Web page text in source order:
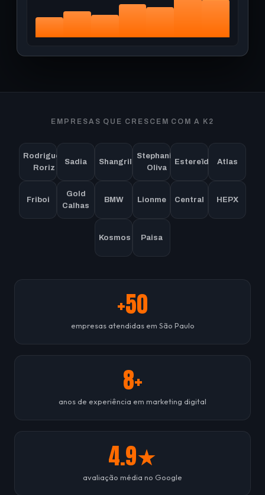
EMPRESAS QUE CRESCEM COM A K2
Rodrigues
Roriz
Sadia Shangrilla
Stephanie
Oliva
Estereïdi Atlas
Friboi
Gold
Calhas
BMW Lionme Central HEPX
Kosmos Paisa
+50
empresas atendidas em São Paulo
8+
anos de experiência em marketing digital
4.9★
avaliação média no Google